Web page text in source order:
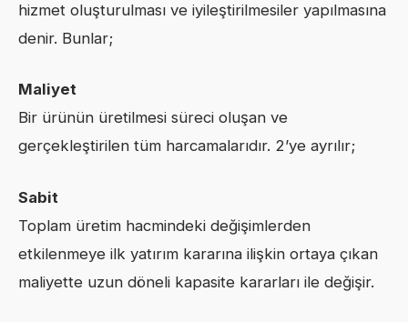
hizmet oluşturulması ve iyileştirilmesiler yapılmasına
denir. Bunlar;
Maliyet
Bir ürünün üretilmesi süreci oluşan ve
gerçekleştirilen tüm harcamalarıdır. 2’ye ayrılır;
Sabit
Toplam üretim hacmindeki değişimlerden
etkilenmeye ilk yatırım kararına ilişkin ortaya çıkan
maliyette uzun döneli kapasite kararları ile değişir.